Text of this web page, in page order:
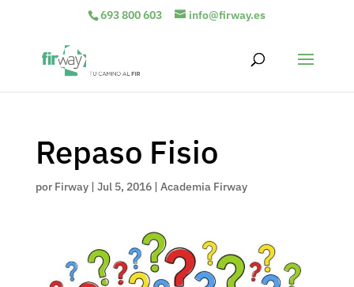
693 800 603 info@firway.es
Repaso Fisio
por Firway| Jul 5, 2016| Academia Firway